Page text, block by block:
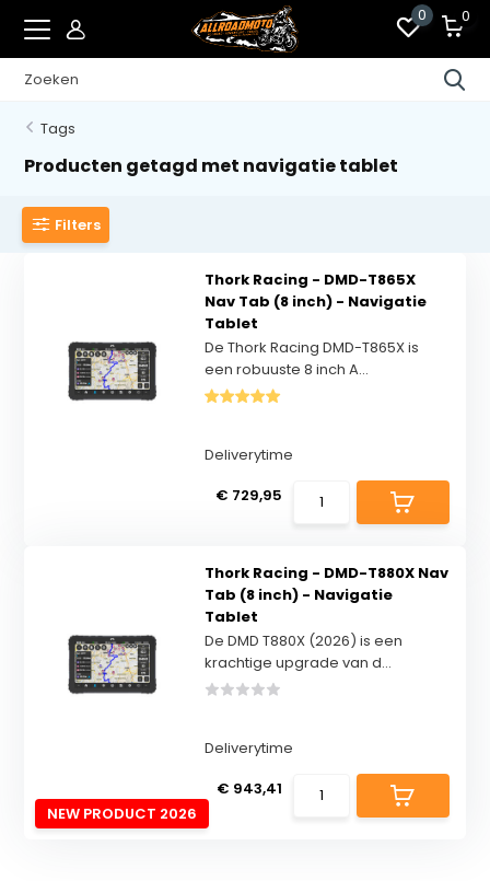
0 0
Tags
Producten getagd met navigatie tablet
Filters
Thork Racing - DMD-T865X
Nav Tab (8 inch) - Navigatie
Tablet
De Thork Racing DMD-T865X is
een robuuste 8 inch A...
Deliverytime
€ 729,95
NEW PRODUCT 2026
Thork Racing - DMD-T880X Nav
Tab (8 inch) - Navigatie
Tablet
De DMD T880X (2026) is een
krachtige upgrade van d...
Deliverytime
€ 943,41